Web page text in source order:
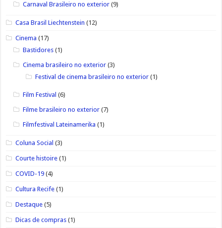
Carnaval Brasileiro no exterior (9)
Casa Brasil Liechtenstein (12)
Cinema (17)
Bastidores (1)
Cinema brasileiro no exterior (3)
Festival de cinema brasileiro no exterior (1)
Film Festival (6)
Filme brasileiro no exterior (7)
Filmfestival Lateinamerika (1)
Coluna Social (3)
Courte histoire (1)
COVID-19 (4)
Cultura Recife (1)
Destaque (5)
Dicas de compras (1)